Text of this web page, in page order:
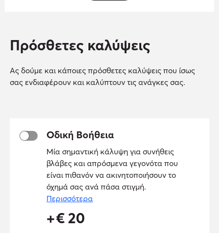
Πρόσθετες καλύψεις
Ας δούμε και κάποιες πρόσθετες καλύψεις που ίσως
σας ενδιαφέρουν και καλύπτουν τις ανάγκες σας.
Οδική Βοήθεια
Μία σημαντική κάλυψη για συνήθεις
βλάβες και απρόσμενα γεγονότα που
είναι πιθανόν να ακινητοποιήσουν το
όχημά σας ανά πάσα στιγμή.
Περισσότερα
Η Οδική βοήθεια περιλαμβάνει τις
+€ 20